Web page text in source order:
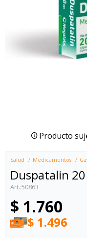
Producto
Salud Medicamentos
Duspatalin
50863
$ 1.760
$ 1.496